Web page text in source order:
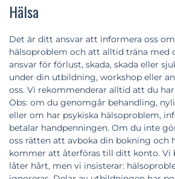
Hälsa
Det är ditt ansvar att informera oss
hälsoproblem och att alltid träna med
ansvar för förlust, skada, skada eller
under din utbildning, workshop eller
oss. Vi rekommenderar alltid att du
Obs: om du genomgår behandling,
eller om har psykiska hälsoproblem,
betalar handpenningen. Om du inte
oss rätten att avboka din bokning och
kommer att återföras till ditt konto. Vi
låter hårt, men vi insisterar: